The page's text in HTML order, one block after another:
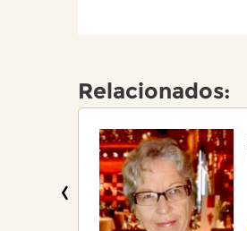
Relacionados:
‹